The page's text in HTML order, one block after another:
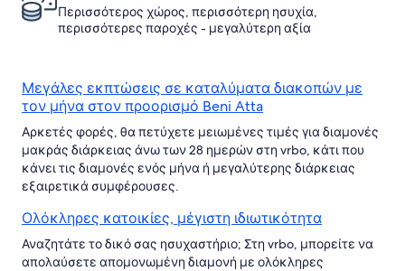
Περισσότερος χώρος, περισσότερη ησυχία,
περισσότερες παροχές - μεγαλύτερη αξία
Μεγάλες εκπτώσεις σε καταλύματα διακοπών με
τον μήνα στον προορισμό Beni Atta
Αρκετές φορές, θα πετύχετε μειωμένες τιμές για διαμονές
μακράς διάρκειας άνω των 28 ημερών στη vrbo, κάτι που
κάνει τις διαμονές ενός μήνα ή μεγαλύτερης διάρκειας
εξαιρετικά συμφέρουσες.
Ολόκληρες κατοικίες, μέγιστη ιδιωτικότητα
Αναζητάτε το δικό σας ησυχαστήριο; Στη vrbo, μπορείτε να
απολαύσετε απομονωμένη διαμονή με ολόκληρες